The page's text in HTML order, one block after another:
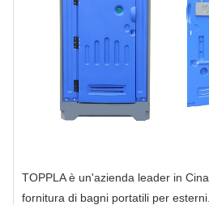
TOPPLA è un'azienda leader in
fornitura di bagni portatili per